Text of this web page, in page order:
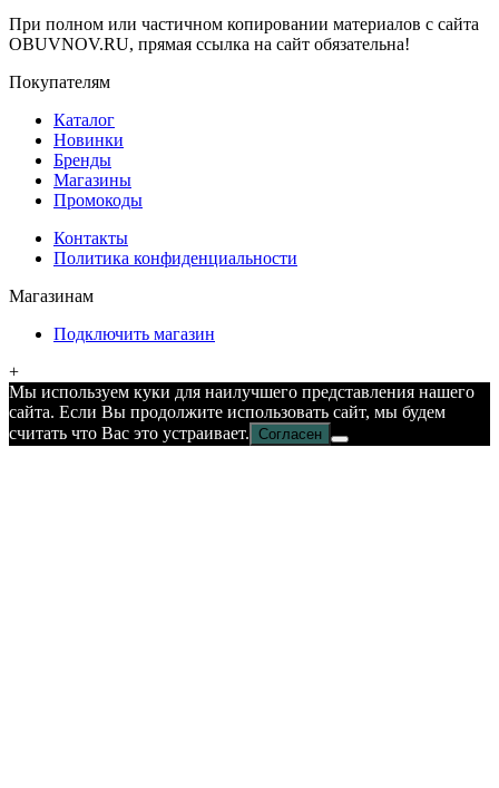
При полном или частичном копировании материалов с сайта
OBUVNOV.RU, прямая ссылка на сайт обязательна!
Покупателям
Каталог
Новинки
Бренды
Магазины
Промокоды
Контакты
Политика конфиденциальности
Магазинам
Подключить магазин
+
Мы используем куки для наилучшего представления нашего
сайта. Если Вы продолжите использовать сайт, мы будем
считать что Вас это устраивает. Согласен